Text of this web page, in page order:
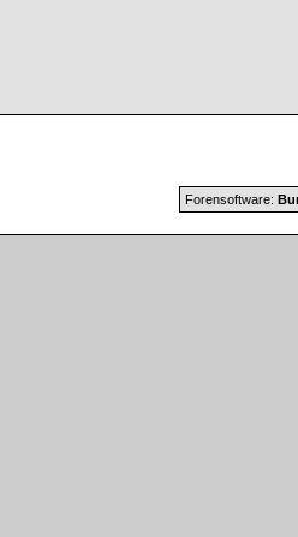
Forensoftware: